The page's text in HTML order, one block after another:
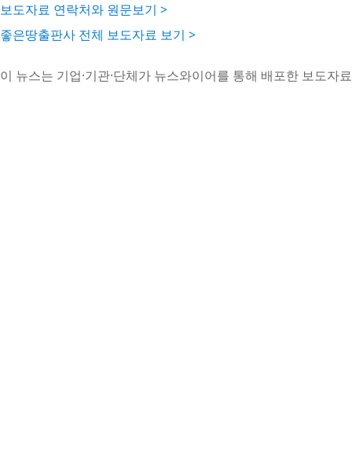
보도자료 연락처와 원문보기 >
좋은땅출판사 전체 보도자료 보기 >
이 뉴스는 기업·기관·단체가 뉴스와이어를 통해 배포한 보도자